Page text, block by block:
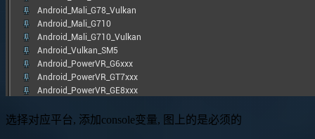
选择对应平台, 添加console变量, 图上的是必须的